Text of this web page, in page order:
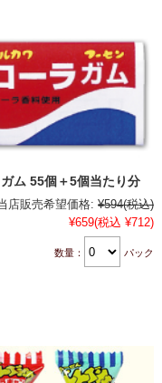
ム 55個＋5個当たり分
店販売希望価格: ¥594(税込)
¥659(税込 ¥712)
数量： パック